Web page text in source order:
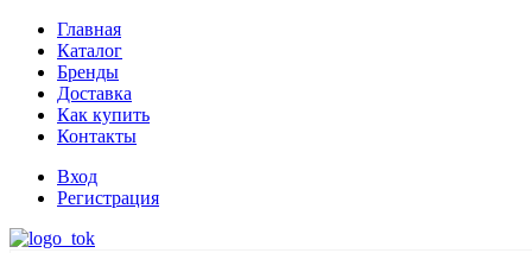
Главная
Каталог
Бренды
Доставка
Как купить
Контакты
Вход
Регистрация